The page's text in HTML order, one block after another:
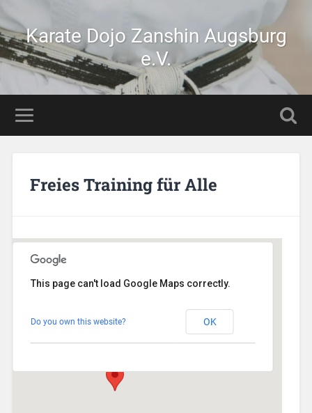
Karate Dojo Zanshin Augsburg
e.V.
Freies Training für Alle
Veranstaltungen
This page can't load Google Maps correctly.
Do you own this website? OK